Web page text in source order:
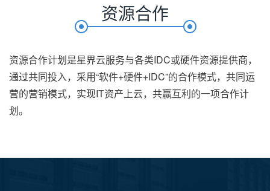
资源合作
资源合作计划是星界云服务与各类IDC或硬件资源提供商，
通过共同投入，采用“软件+硬件+IDC”的合作模式，共同运
营的营销模式，实现IT资产上云，共赢互利的一项合作计
划。